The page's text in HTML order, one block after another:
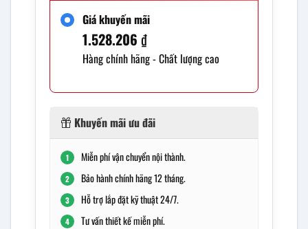
Giá khuyến mãi
1.528.206 ₫
Hàng chính hãng - Chất lượng cao
Khuyến mãi ưu đãi
1 Miễn phí vận chuyển nội thành.
2 Bảo hành chính hãng 12 tháng.
3 Hỗ trợ lắp đặt kỹ thuật 24/7.
4 Tư vấn thiết kế miễn phí.